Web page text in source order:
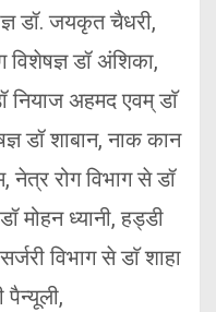
डॉ. जयकृत चैधरी,
डॉ अंशिका,
नियाज अहमद एवम् डाॅ
डॉ शाबान, नाक कान
नेत्र रोग विभाग से डॉ
मोहन ध्यानी, हड्डी
विभाग से डाॅ शाहा
पैन्यूली,